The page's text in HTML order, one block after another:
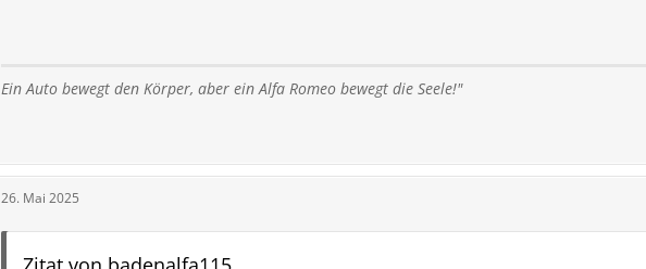
Ein Auto bewegt den Körper, aber ein Alfa Romeo bewegt die Seele!"
26. Mai 2025